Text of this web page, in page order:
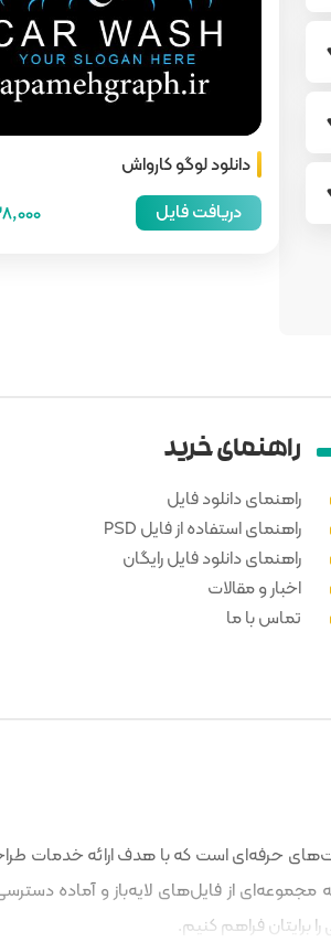
دانلود لوگو کارواش
دریافت فایل
راهنمای خرید
راهنمای دانلود فایل
راهنمای استفاده از فایل PSD
راهنمای دانلود فایل رایگان
اخبار و مقالات
تماس با ما
حرفه‌ای است که با هدف ارائه خدمات
از فایل‌های لایه‌باز و آماده
برایتان فراهم کنیم.